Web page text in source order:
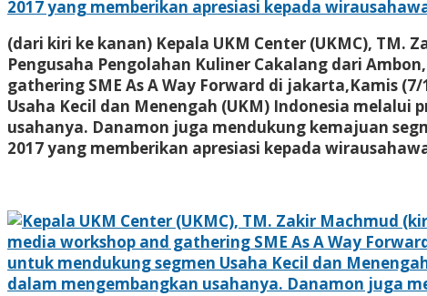
(dari kiri ke kanan) Kepala UKM Center (UKMC),
Pengusaha Pengolahan Kuliner Cakalang dari
gathering SME As A Way Forward di jakarta,Kamis
Usaha Kecil dan Menengah (UKM) Indonesia
usahanya. Danamon juga mendukung kemajuan
2017 yang memberikan apresiasi kepada